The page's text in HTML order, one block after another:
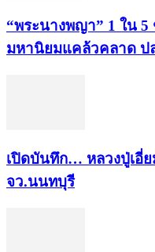
“พระ​นาง​พญา” 1 ใน
มหา​นิยม​แคล้วคลาด​ ป
เปิดบันทึก… หลวงปู่เอี่
จว.นนทบุรี